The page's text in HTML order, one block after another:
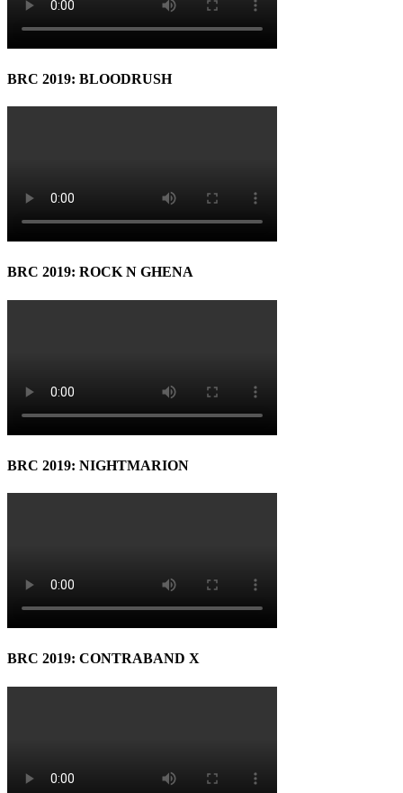
BRC 2019: BLOODRUSH
BRC 2019: ROCK N GHENA
BRC 2019: NIGHTMARION
BRC 2019: CONTRABAND X